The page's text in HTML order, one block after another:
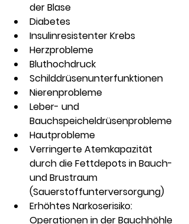
der Blase
Diabetes
Insulinresistenter Krebs
Herzprobleme
Bluthochdruck
Schilddrüsenunterfunktionen
Nierenprobleme
Leber- und
Bauchspeicheldrüsenprobleme
Hautprobleme
Verringerte Atemkapazität
durch die Fettdepots in Bauch-
und Brustraum
(Sauerstoffunterversorgung)
Erhöhtes Narkoserisiko:
Operationen in der Bauchhöhle